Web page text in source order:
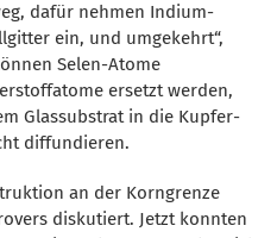
dafür nehmen Indium-
ein, und umgekehrt“,
Selen-Atome
ersetzt werden,
Glassubstrat in die Kupfer-
diffundieren.
an der Korngrenze
diskutiert. Jetzt konnten